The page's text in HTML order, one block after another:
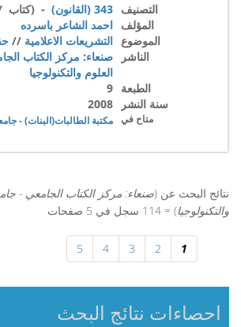
التصنيف 343 (القانون)
- (كتاب
المؤلف احمد الشاعر باسرده
الموضوع التشريعات الاعلامية //
الناشر
صنعاء: مركز الكتاب
العلوم والتكنولوجيا
الطبعة 9
سنة النشر
2008
متاح في مكتبة الطالبات(البنات) -
نتائج البحث عن (صنعاء: مركز الكتاب الجامعي -
والتكنولوجيا) = 114 سجل في 5 صفحات
5 4 3 2 1
احصاءات نتائج البحث